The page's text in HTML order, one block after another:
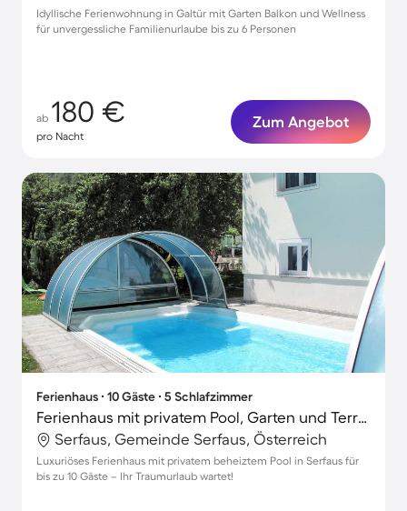
Idyllische Ferienwohnung in Galtür mit Garten Balkon und Wellness
für unvergessliche Familienurlaube bis zu 6 Personen
ab 180 €
pro Nacht
Zum Angebot
Ferienhaus ∙ 10 Gäste ∙ 5 Schlafzimmer
Ferienhaus mit privatem Pool, Garten und Terrasse | Stadtblick
Serfaus, Gemeinde Serfaus, Österreich
Luxuriöses Ferienhaus mit privatem beheiztem Pool in Serfaus für
bis zu 10 Gäste – Ihr Traumurlaub wartet!